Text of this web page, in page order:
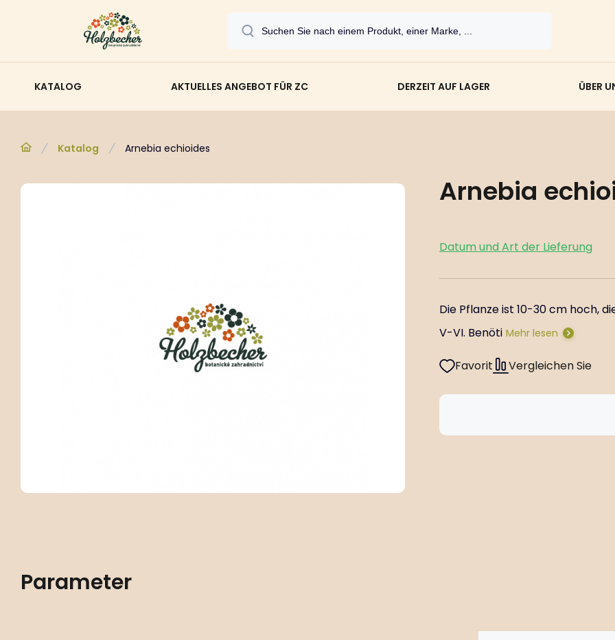
KATALOG AKTUELLES ANGEBOT FÜR ZC DERZEIT AUF LAGER ÜBER
Katalog Arnebia echioides
Arnebia
Datum und Art der Lieferung
Die Pflanze ist 10-30 cm hoch,
V-VI. Benöti Mehr lesen
Favorit Vergleichen Sie
Parameter